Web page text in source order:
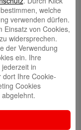
können auch mit
und sicher
stehen mehr als eine
Sparkassen-
Die Bezahlungen
hat also alle
Ausland kann die
genutzt werden.
die neue
Es wird
Hier gibt es einen
welche
verwenden dürfen.
Einsatz von Cookies,
widersprechen.
der Verwendung
ein. Ihre
in
dort Ihre Cookie-
Cookies